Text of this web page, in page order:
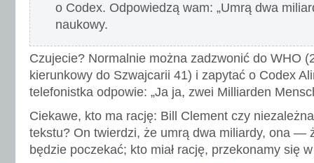
o Codex. Odpowiedzą wam: „Umrą dwa
naukowy.
Czujecie? Normalnie można zadzwonić do WHO
kierunkowy do Szwajcarii 41) i zapytać o Codex
telefonistka odpowie: „Ja ja, zwei Milliarden
Ciekawe, kto ma rację: Bill Clement czy
tekstu? On twierdzi, że umrą dwa miliardy, ona —
będzie poczekać; kto miał rację, przekonamy się